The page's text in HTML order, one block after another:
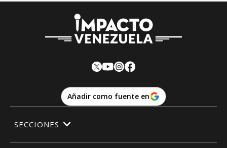
Añadir como fuente en
SECCIONES